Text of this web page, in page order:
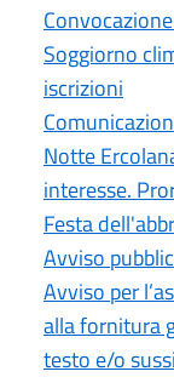
Soggiorno
iscrizioni
Notte
interesse.
Festa
Avviso
Avviso per
alla fornitura
testo e/o